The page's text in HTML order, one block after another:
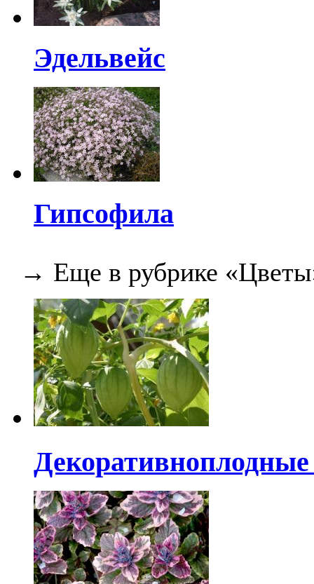
Эдельвейс
Гипсофила
→ Еще в рубрике
Декоративноплодные